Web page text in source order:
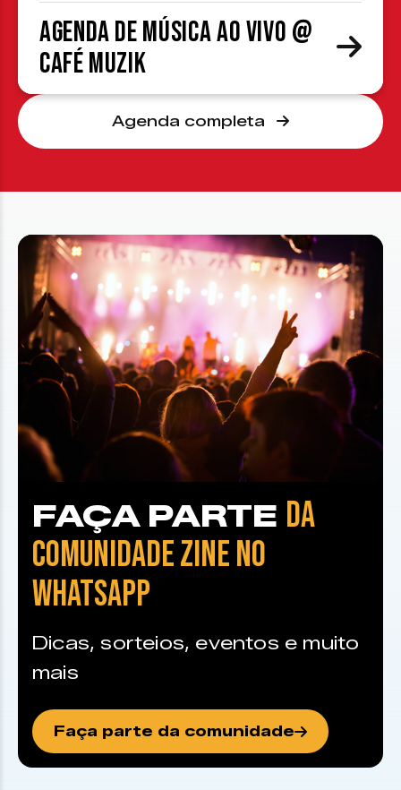
Agenda de Música ao Vivo @
Café Muzik
Agenda completa
FAÇA PARTE DA
COMUNIDADE ZINE NO
WHATSAPP
Dicas, sorteios, eventos e muito
mais
Faça parte da comunidade